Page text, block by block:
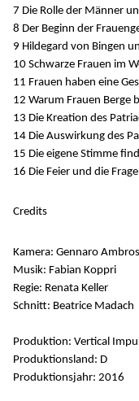
7 Die Rolle der Männer
8 Der Beginn der
9 Hildegard von Bingen
10 Schwarze Frauen im
11 Frauen haben eine
12 Warum Frauen Berge
13 Die Kreation des
14 Die Auswirkung des
15 Die eigene Stimme
16 Die Feier und die
Credits
Kamera: Gennaro
Musik: Fabian Koppri
Regie: Renata Keller
Schnitt: Beatrice Madach
Produktion: Vertical
Produktionsland: D
Produktionsjahr: 2016